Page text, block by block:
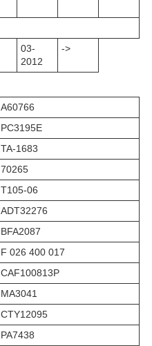
03-
2012
->
A60766
PC3195E
TA-1683
70265
T105-06
ADT32276
BFA2087
F 026 400 017
CAF100813P
MA3041
CTY12095
PA7438